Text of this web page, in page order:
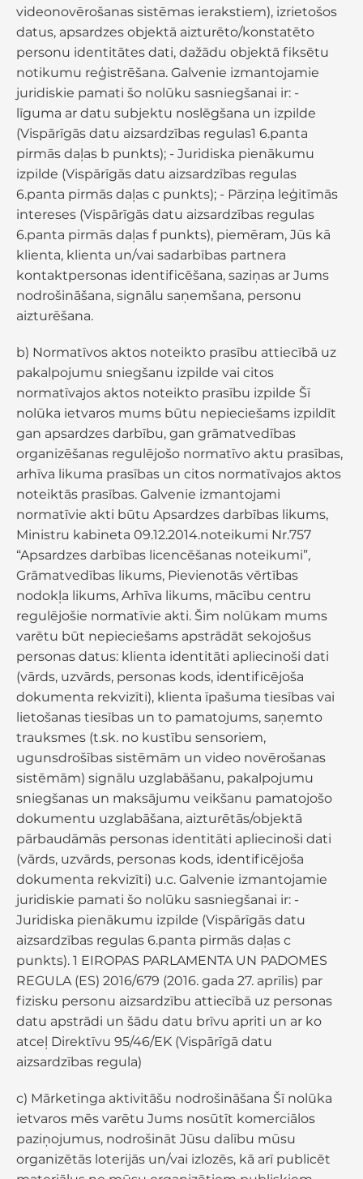
videonovērošanas sistēmas ierakstiem), izrietošos
datus, apsardzes objektā aizturēto/konstatēto
personu identitātes dati, dažādu objektā fiksētu
notikumu reģistrēšana. Galvenie izmantojamie
juridiskie pamati šo nolūku sasniegšanai ir: -
līguma ar datu subjektu noslēgšana un izpilde
(Vispārīgās datu aizsardzības regulas1 6.panta
pirmās daļas b punkts); - Juridiska pienākumu
izpilde (Vispārīgās datu aizsardzības regulas
6.panta pirmās daļas c punkts); - Pārziņa leģitīmās
intereses (Vispārīgās datu aizsardzības regulas
6.panta pirmās daļas f punkts), piemēram, Jūs kā
klienta, klienta un/vai sadarbības partnera
kontaktpersonas identificēšana, saziņas ar Jums
nodrošināšana, signālu saņemšana, personu
aizturēšana.
b) Normatīvos aktos noteikto prasību attiecībā uz
pakalpojumu sniegšanu izpilde vai citos
normatīvajos aktos noteikto prasību izpilde Šī
nolūka ietvaros mums būtu nepieciešams izpildīt
gan apsardzes darbību, gan grāmatvedības
organizēšanas regulējošo normatīvo aktu prasības,
arhīva likuma prasības un citos normatīvajos aktos
noteiktās prasības. Galvenie izmantojami
normatīvie akti būtu Apsardzes darbības likums,
Ministru kabineta 09.12.2014.noteikumi Nr.757
“Apsardzes darbības licencēšanas noteikumi”,
Grāmatvedības likums, Pievienotās vērtības
nodokļa likums, Arhīva likums, mācību centru
regulējošie normatīvie akti. Šim nolūkam mums
varētu būt nepieciešams apstrādāt sekojošus
personas datus: klienta identitāti apliecinoši dati
(vārds, uzvārds, personas kods, identificējoša
dokumenta rekvizīti), klienta īpašuma tiesības vai
lietošanas tiesības un to pamatojums, saņemto
trauksmes (t.sk. no kustību sensoriem,
ugunsdrošības sistēmām un video novērošanas
sistēmām) signālu uzglabāšanu, pakalpojumu
sniegšanas un maksājumu veikšanu pamatojošo
dokumentu uzglabāšana, aizturētās/objektā
pārbaudāmās personas identitāti apliecinoši dati
(vārds, uzvārds, personas kods, identificējoša
dokumenta rekvizīti) u.c. Galvenie izmantojamie
juridiskie pamati šo nolūku sasniegšanai ir: -
Juridiska pienākumu izpilde (Vispārīgās datu
aizsardzības regulas 6.panta pirmās daļas c
punkts). 1 EIROPAS PARLAMENTA UN PADOMES
REGULA (ES) 2016/679 (2016. gada 27. aprīlis) par
fizisku personu aizsardzību attiecībā uz personas
datu apstrādi un šādu datu brīvu apriti un ar ko
atceļ Direktīvu 95/46/EK (Vispārīgā datu
aizsardzības regula)
c) Mārketinga aktivitāšu nodrošināšana Šī nolūka
ietvaros mēs varētu Jums nosūtīt komerciālos
paziņojumus, nodrošināt Jūsu dalību mūsu
organizētās loterijās un/vai izlozēs, kā arī publicēt